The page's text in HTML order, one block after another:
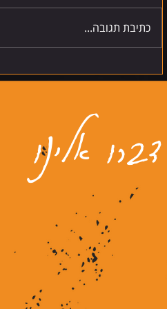
כתיבת תגובה...
דברו אלינו